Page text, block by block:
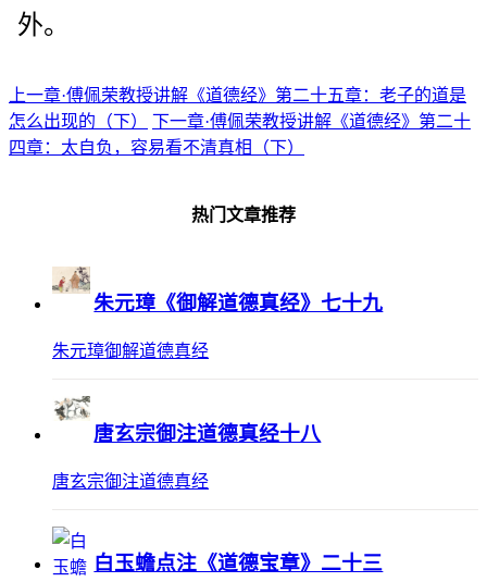
外。
上一章·傅佩荣教授讲解《道德经》第二十五章：老子的道是
怎么出现的（下）
下一章·傅佩荣教授讲解《道德经》第二十
四章：太自负，容易看不清真相（下）
热门文章推荐
朱元璋《御解道德真经》七十九
朱元璋御解道德真经
唐玄宗御注道德真经十八
唐玄宗御注道德真经
白玉蟾点注《道德宝章》二十三